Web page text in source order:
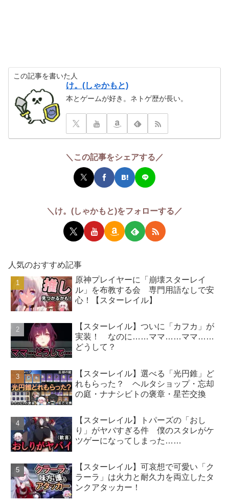
この記事を書いた人
け。(しゃかもと)
本とゲームが好き。ネトゲ歴が長い。
＼この記事をシェアする／
＼け。(しゃかもと)をフォローする／
人気のおすすめ記事
原神プレイヤーに「崩壊スターレイ
ル」を布教する会 専門用語なしで安
心！【スターレイル】
【スターレイル】ついに「カフカ」が
実装！ なのに……ママ……ママ……
どうして？
【スターレイル】選べる「光円錐」ど
れもらった？ ヘルタショップ・忘却
の庭・ナナシビトの褒章・星芒交換
【スターレイル】トパーズの「おし
り」がヤバすぎる件 僕のスタレがケ
ツゲーになってしまった……
【スターレイル】可哀想で可愛い「ク
ラーラ」は火力と耐久力を両立したタ
ンクアタッカー！